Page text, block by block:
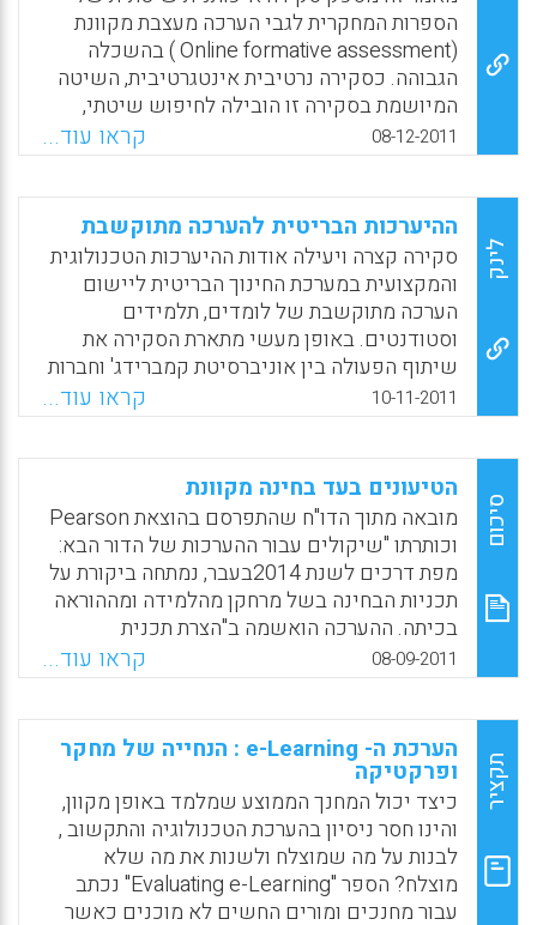
הספרות המחקרית לגבי הערכה מעצבת מקוונת
(Online formative assessment ) בהשכלה
הגבוהה. כסקירה נרטיבית אינטגרטיבית, השיטה
המיושמת בסקירה זו הובילה לחיפוש שיטתי,
סקירה וכתיבת סקירת ספרות זו כדי להפגיש בין
הנושאים העיקריים לבין ממצאי המחקר בתחום
זה. המחברים יישמו קריטריון תמטי איכותני
בבחירת הספרות ובסקירתה, שמתוכה הם התמקדו
בזיהוי נושאי הלבה המרכזיים למונח הערכה
מעצבת ובניתוחם תוך התמקדות ביישום של
הערכה מעצבת בתוך ההקשרים משולבים
(blended) ומקוונים. טכניקות שונות זוהו עבור
הערכה מעצבת מצד האינדיבידואל, העמיתים
והמורה. רבות מטכניקות אלה מקושרות לכלים
מקוונים כגון: כלי חקירה של בחינה עצמית,
Morrow, D.; Davis, N. E).
WhatsApp
Facebook
Email
X
08-12-2011 קראו עוד...
לינק
ההיערכות הבריטית להערכה מתוקשבת
סקירה קצרה ויעילה אודות ההיערכות הטכנולוגית
והמקצועית במערכת החינוך הבריטית ליישום
הערכה מתוקשבת של לומדים, תלמידים
וסטודנטים. באופן מעשי מתארת הסקירה את
שיתוף הפעולה בין אוניברסיטת קמברידג' וחברות
מתמחות הקשורות אליה ליישום נרחב , שיטתי
ומתקדם של מערכות הערכה מתוקשבות בכל
רחבי אנגליה. מדובר על טכנולוגיות מתקדמות של
ניהול בחינות מתוקשב, בדיקה וציונים. במהלך
התהליך הטכנולוגי והמקצועי גיבשו גם הבריטים
סטנדרטים לאיכות תהליכי ההערכה המתוקשבת
ולמרות שגם בישראל יש התחלה של היערכות
בנושא כדאי גם ללמוד מהניסיון הבריטי ליישום
באופן נרחב ואיכותי מערך הערכה מתוקשב
לבחינות.
WhatsApp
Facebook
Email
X
10-11-2011 קראו עוד...
סיכום
הטיעונים בעד בחינה מקוונת
מובאה מתוך הדו"ח שהתפרסם בהוצאת Pearson
וכותרתו "שיקולים עבור ההערכות של הדור הבא:
מפת דרכים לשנת 2014בעבר, נמתחה ביקורת על
תכניות הבחינה בשל מרחקן מהלמידה ומההוראה
בכיתה. ההערכה הואשמה ב"הצרת תכנית
הלימודים" ובדילול ההוראה של המורה והלמידה
המורכבת של התלמיד. המאמר טוען כי
הטכנולוגיה תאפשר שילוב מלא יותר של הוראה
והערכה, ייתכן שאפילו תאפשר את יצירתן של
פרדיגמות למידה אינדיבידואליות. השימוש
בטכנולוגיה יאפשר הוראה, למידה והערכה של
פעילויות מסובכות ועשירות לפתרון בעיות,
ניתוחים ביקורתיים ויצירה של טיעונים
המבוססים על עובדות והגנה על טיעונים אלה –
כל המיומנויות הנדרשות להצלחה בקולג' ובמקום
08-09-2011 קראו עוד...
תקציר
הערכת ה- e-Learning : הנחייה של מחקר
ופרקטיקה
כיצד יכול המחנך הממוצע שמלמד באופן מקוון,
והינו חסר ניסיון בהערכת הטכנולוגיה והתקשוב ,
לבנות על מה שמוצלח ולשנות את מה שלא
מוצלח? הספר "Evaluating e-Learning" נכתב
עבור מחנכים ומורים החשים לא מוכנים כאשר